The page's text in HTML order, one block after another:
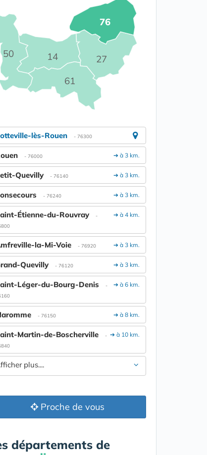
14 27
50
61
76
lès-Rouen - 76300
➔ à 3 km.
- 76000
➔ à 3 km.
Quevilly - 76140
➔ à 3 km.
- 76240
➔ à 4 km.
Étienne-du-Rouvray
-
➔ à 3 km.
la-Mi-Voie - 76920
➔ à 3 km.
Quevilly - 76120
➔ à 6 km.
Léger-du-Bourg-Denis
-
➔ à 8 km.
- 76150
➔ à 10 km.
Martin-de-Boscherville
-
plus....
Proche de vous
départements de